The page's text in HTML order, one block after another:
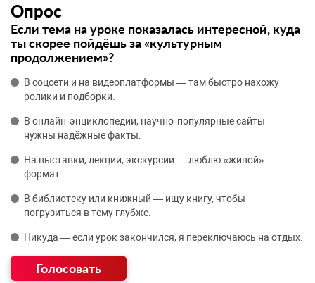
Опрос
Если тема на уроке показалась интересной, куда
ты скорее пойдёшь за «культурным
продолжением»?
В соцсети и на видеоплатформы — там быстро нахожу
ролики и подборки.
В онлайн‑энциклопедии, научно‑популярные сайты —
нужны надёжные факты.
На выставки, лекции, экскурсии — люблю «живой»
формат.
В библиотеку или книжный — ищу книгу, чтобы
погрузиться в тему глубже.
Никуда — если урок закончился, я переключаюсь на отдых.